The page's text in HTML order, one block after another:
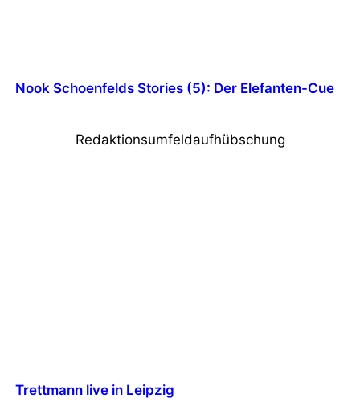
Nook Schoenfelds Stories (5): Der Elefanten-Cue
Redaktionsumfeldaufhübschung
Trettmann live in Leipzig